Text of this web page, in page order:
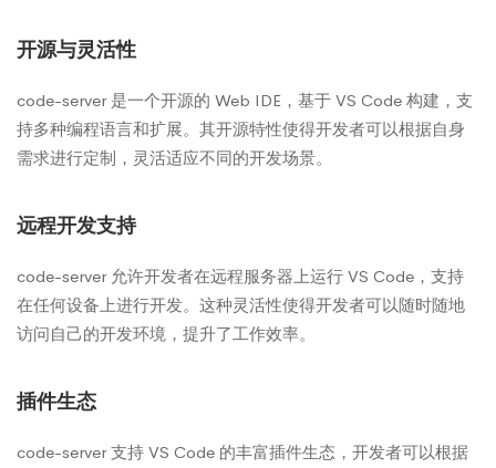
开源与灵活性
code-server 是一个开源的 Web IDE，基于 VS Code 构建，支
持多种编程语言和扩展。其开源特性使得开发者可以根据自身
需求进行定制，灵活适应不同的开发场景。
远程开发支持
code-server 允许开发者在远程服务器上运行 VS Code，支持
在任何设备上进行开发。这种灵活性使得开发者可以随时随地
访问自己的开发环境，提升了工作效率。
插件生态
code-server 支持 VS Code 的丰富插件生态，开发者可以根据